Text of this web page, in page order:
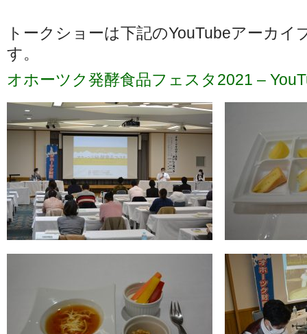
トークショーは下記のYouTubeアーカ
す。
オホーツク発酵食品フェスタ2021 –